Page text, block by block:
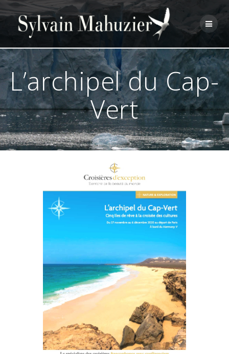
Skip
content
L’archipel du Cap-
Vert